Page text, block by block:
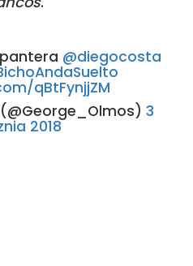
@diegocosta
qBtFynjjZM
3
2018